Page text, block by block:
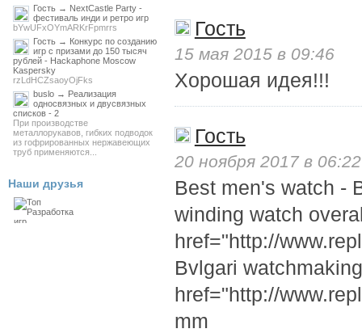
Гость
15 мая 2015 в 09:46
Хорошая идея!!!
Гость
20 ноября 2017 в 06:22
Best men's watch -
winding watch
href="http://
Bvlgari
href="http://
mm
Гость → NextCastle Party -
фестиваль инди и ретро игр
bYwUFxOYmARKrFpmrrs
Гость → Конкурс по созданию
игр с призами до 150 тысяч
рублей - Hackaphone Moscow
Kaspersky
rzLdHCZsaoyOjFks
buslo → Реализация
односвязных и двусвязных
списков - 2
При производстве
металлорукавов, гибких подводок
из гофрированных нержавеющих
труб применяются...
Наши друзья